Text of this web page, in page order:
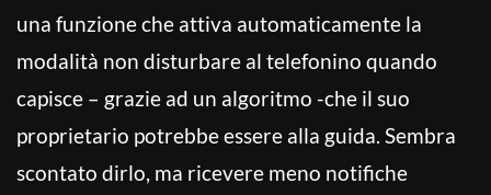
una funzione che attiva automaticamente la
modalità non disturbare al telefonino quando
capisce – grazie ad un algoritmo -che il suo
proprietario potrebbe essere alla guida. Sembra
scontato dirlo, ma ricevere meno notifiche